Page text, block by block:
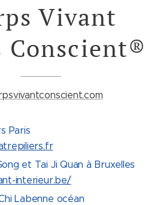
Vivant
Conscient®
Paris
et Tai Ji Quan à Bruxelles
interieur.be/
Labenne océan